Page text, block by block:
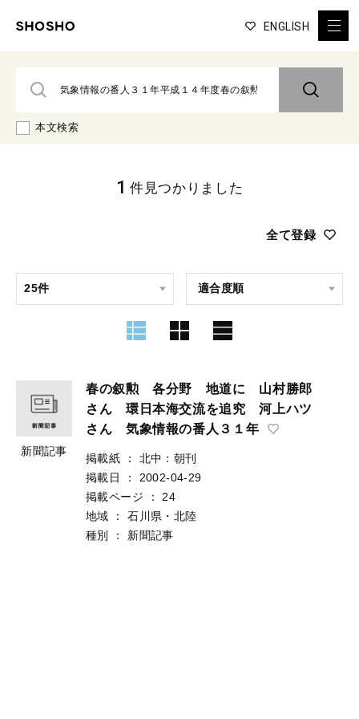
ENGLISH
本文検索
全て登録
1 件見つかりました
新聞記事
春の叙勲 各分野 地道に 山村勝郎
さん 環日本海交流を追究 河上ハツ
さん 気象情報の番人３１年
掲載紙 ：
北中：朝刊
掲載日
：
2002-04-29
掲載ページ
：
24
地域
：
石川県・北陸
種別
： 新聞記事